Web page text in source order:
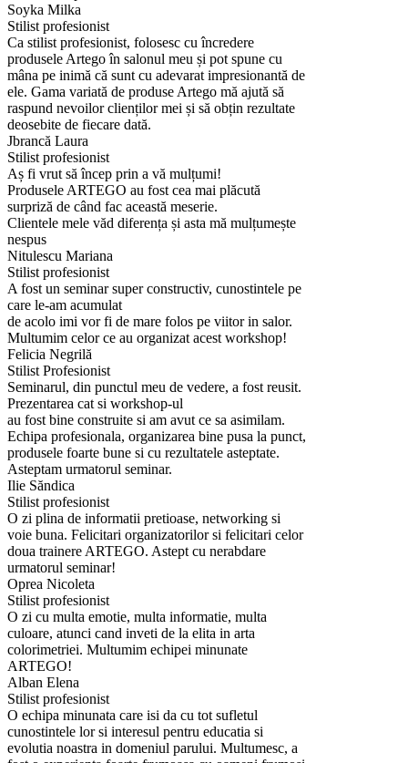
Soyka Milka
Stilist profesionist
Ca stilist profesionist, folosesc cu încredere
produsele Artego în salonul meu și pot spune cu
mâna pe inimă că sunt cu adevarat impresionantă de
ele. Gama variată de produse Artego mă ajută să
raspund nevoilor clienților mei și să obțin rezultate
deosebite de fiecare dată.
Jbrancă Laura
Stilist profesionist
Aș fi vrut să încep prin a vă mulțumi!
Produsele ARTEGO au fost cea mai plăcută
surpriză de când fac această meserie.
Clientele mele văd diferența și asta mă mulțumește
nespus
Nitulescu Mariana
Stilist profesionist
A fost un seminar super constructiv, cunostintele pe
care le-am acumulat
de acolo imi vor fi de mare folos pe viitor in salor.
Multumim celor ce au organizat acest workshop!
Felicia Negrilă
Stilist Profesionist
Seminarul, din punctul meu de vedere, a fost reusit.
Prezentarea cat si workshop-ul
au fost bine construite si am avut ce sa asimilam.
Echipa profesionala, organizarea bine pusa la punct,
produsele foarte bune si cu rezultatele asteptate.
Asteptam urmatorul seminar.
Ilie Săndica
Stilist profesionist
O zi plina de informatii pretioase, networking si
voie buna. Felicitari organizatorilor si felicitari celor
doua trainere ARTEGO. Astept cu nerabdare
urmatorul seminar!
Oprea Nicoleta
Stilist profesionist
O zi cu multa emotie, multa informatie, multa
culoare, atunci cand inveti de la elita in arta
colorimetriei. Multumim echipei minunate
ARTEGO!
Alban Elena
Stilist profesionist
O echipa minunata care isi da cu tot sufletul
cunostintele lor si interesul pentru educatia si
evolutia noastra in domeniul parului. Multumesc, a